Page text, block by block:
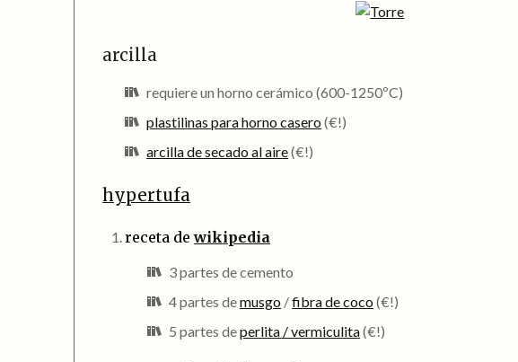
arcilla
requiere un horno cerámico (600-1250ºC)
plastilinas para horno casero(€!)
arcilla de secado al aire(€!)
hypertufa
receta dewikipedia
3 partes de cemento
4 partes demusgo /fibra de coco(€!)
5 partes deperlita / vermiculita(€!)